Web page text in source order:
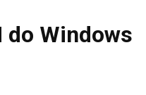
do Windows